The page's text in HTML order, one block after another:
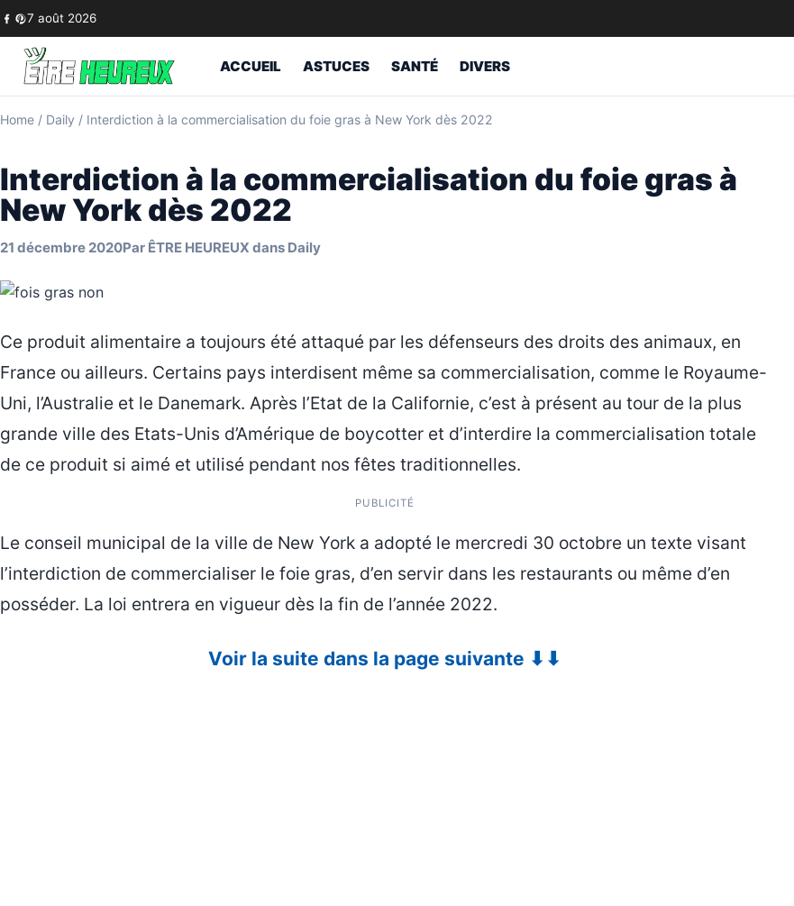
Skip to content
7 août 2026
ACCUEIL ASTUCES SANTÉ DIVERS
Home / Daily / Interdiction à la commercialisation du foie gras à New York dès 2022
Interdiction à la commercialisation du foie gras à
New York dès 2022
21 décembre 2020Par ÊTRE HEUREUX dans Daily
Ce produit alimentaire a toujours été attaqué par les défenseurs des droits des animaux, en
France ou ailleurs. Certains pays interdisent même sa commercialisation, comme le Royaume-
Uni, l’Australie et le Danemark. Après l’Etat de la Californie, c’est à présent au tour de la plus
grande ville des Etats-Unis d’Amérique de boycotter et d’interdire la commercialisation totale
de ce produit si aimé et utilisé pendant nos fêtes traditionnelles.
PUBLICITÉ
Le conseil municipal de la ville de New York a adopté le mercredi 30 octobre un texte visant
l’interdiction de commercialiser le foie gras, d’en servir dans les restaurants ou même d’en
posséder. La loi entrera en vigueur dès la fin de l’année 2022.
Voir la suite dans la page suivante ⬇⬇